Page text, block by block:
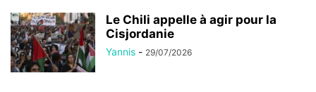
Le Chili appelle à agir pour la
Cisjordanie
Yannis - 29/07/2026